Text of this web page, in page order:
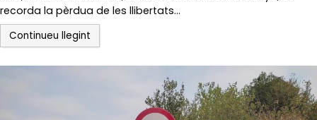
recorda la pèrdua de les llibertats…
Continueu llegint